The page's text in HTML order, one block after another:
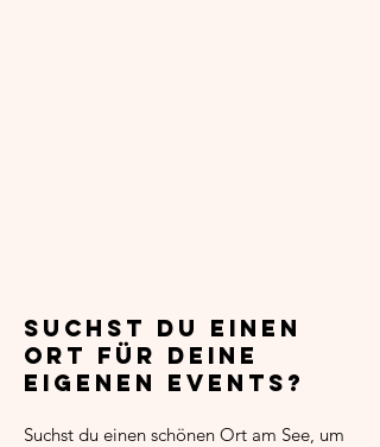
Suchst du einen
Ort für deine
eigenen Events?
Suchst du einen schönen Ort am See, um